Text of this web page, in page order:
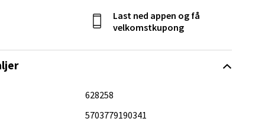
Last ned appen og få
velkomstkupong
628258
5703779190341